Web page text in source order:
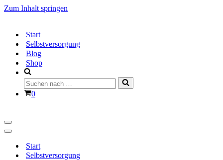
Zum Inhalt springen
Start
Selbstversorgung
Blog
Shop
Suchen
nach …
Warenkorb
0
Navigationsmenü
Navigationsmenü
Start
Selbstversorgung